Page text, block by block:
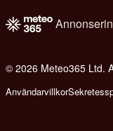
© 2026 Meteo365 Ltd.
Användarvillkor